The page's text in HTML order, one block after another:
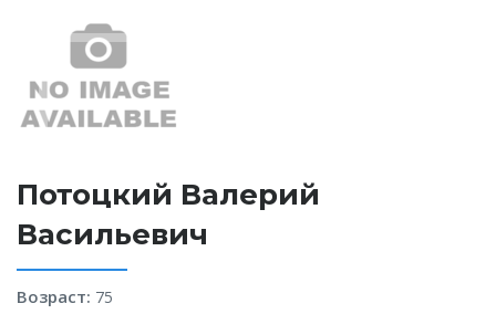
Потоцкий Валерий
Васильевич
Возраст: 75